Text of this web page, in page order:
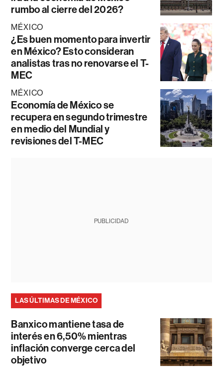
rumbo al cierre del 2026?
MÉXICO
¿Es buen momento para invertir
en México? Esto consideran
analistas tras no renovarse el T-
MEC
MÉXICO
Economía de México se
recupera en segundo trimestre
en medio del Mundial y
revisiones del T-MEC
PUBLICIDAD
LAS ÚLTIMAS DE MÉXICO
Banxico mantiene tasa de
interés en 6,50% mientras
inflación converge cerca del
objetivo